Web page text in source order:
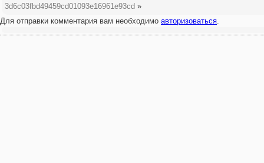
3d6c03fbd49459cd01093e16961e93cd »
Для отправки комментария вам необходимо авторизоваться.